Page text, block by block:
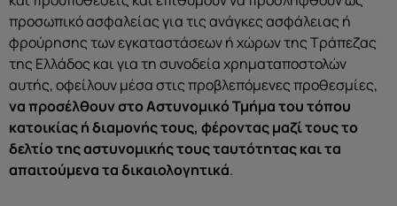
προσωπικό ασφαλείας για τις ανάγκες ασφάλειας ή
φρούρησης των εγκαταστάσεων ή χώρων της Τράπεζας
της Ελλάδος και για τη συνοδεία χρηματαποστολών
αυτής, οφείλουν μέσα στις προβλεπόμενες προθεσμίες,
να προσέλθουν στο Αστυνομικό Τμήμα του τόπου
κατοικίας ή διαμονής τους, φέροντας μαζί τους το
δελτίο της αστυνομικής τους ταυτότητας και τα
απαιτούμενα τα δικαιολογητικά.